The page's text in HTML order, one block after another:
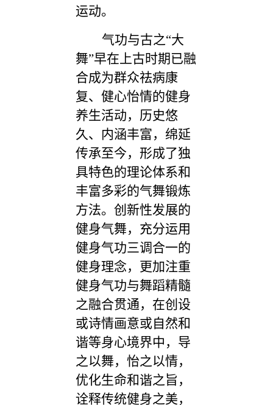
运动。
气功与古之“大
舞”早在上古时期已融
合成为群众祛病康
复、健心怡情的健身
养生活动，历史悠
久、内涵丰富，绵延
传承至今，形成了独
具特色的理论体系和
丰富多彩的气舞锻炼
方法。创新性发展的
健身气舞，充分运用
健身气功三调合一的
健身理念，更加注重
健身气功与舞蹈精髓
之融合贯通，在创设
或诗情画意或自然和
谐等身心境界中，导
之以舞，怡之以情，
优化生命和谐之旨，
诠释传统健身之美，